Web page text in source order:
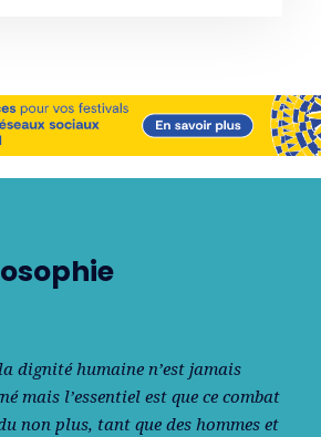
dignité humaine n’est jamais
mais l’essentiel est que ce combat
non plus, tant que des hommes et